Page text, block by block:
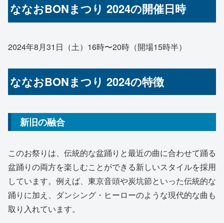
ななおBONまつり 2024の開催日時
2024年8月31日（土）16時〜20時（開場15時半）
ななおBONまつり 2024の特徴
新旧の融合
このお祭りは、伝統的な盆踊りと最近の曲に合わせて踊る
盆踊りの両方を楽しむことができる新しいスタイルを採用
しています。例えば、東京音頭や炭坑節といった伝統的な
踊りに加え、ダンシング・ヒーローのような現代的な曲も
取り入れています。